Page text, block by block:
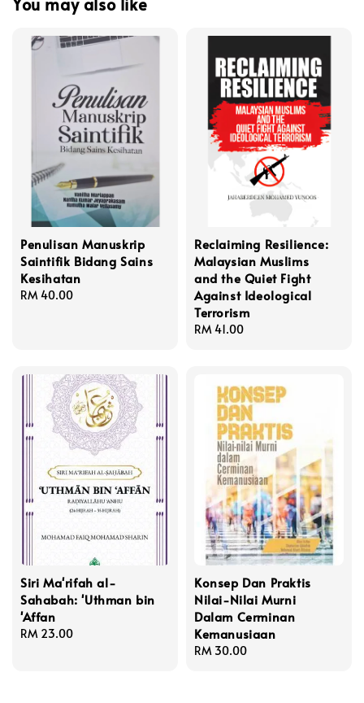
Penulisan Manuskrip
Saintifik Bidang Sains
Kesihatan
Regular
RM 40.00
Reclaiming Resilience:
Malaysian Muslims
and the Quiet Fight
Against Ideological
Terrorism
Regular
RM 41.00
Siri Ma'rifah al-
Sahabah: 'Uthman bin
'Affan
Regular
RM 23.00
Konsep Dan Praktis
Nilai-Nilai Murni
Dalam Cerminan
Kemanusiaan
Regular
RM 30.00